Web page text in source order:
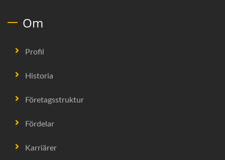
Om
Profil
Historia
Företagsstruktur
Fördelar
Karriärer